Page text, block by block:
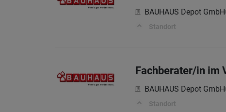
BAUHAUS Depot GmbH
Standort
Fachberater/in im
BAUHAUS Depot GmbH
Standort